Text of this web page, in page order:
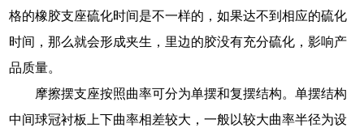
格的橡胶支座硫化时间是不一样的，如果达不到相应的硫化
时间，那么就会形成夹生，里边的胶没有充分硫化，影响产
品质量。
摩擦摆支座按照曲率可分为单摆和复摆结构。单摆结构
中间球冠衬板上下曲率相差较大，一般以较大曲率半径为设